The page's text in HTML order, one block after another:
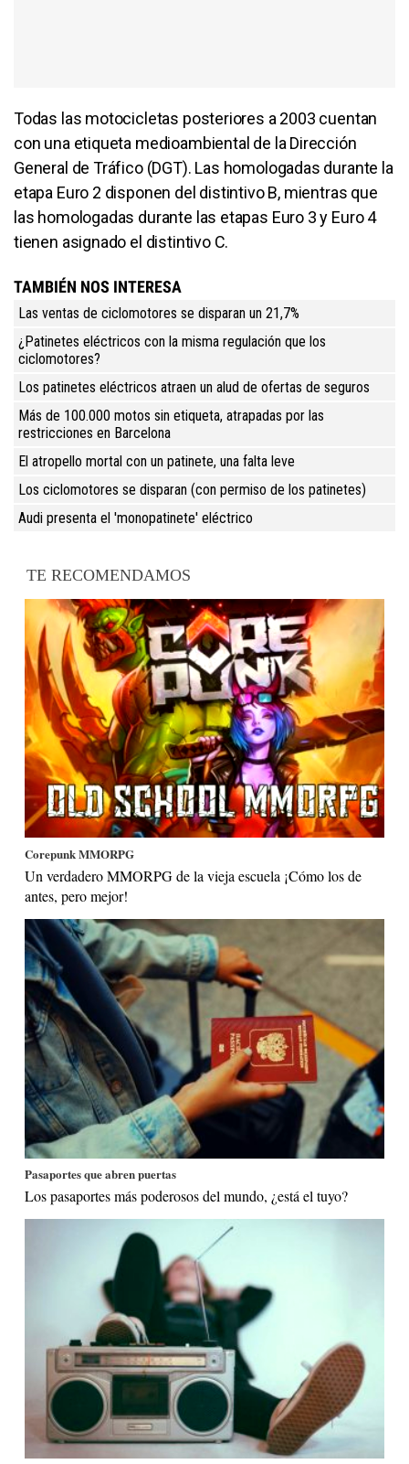
Todas las motocicletas posteriores a 2003 cuentan
con una etiqueta medioambiental de la Dirección
General de Tráfico (DGT). Las homologadas durante la
etapa Euro 2 disponen del distintivo B, mientras que
las homologadas durante las etapas Euro 3 y Euro 4
tienen asignado el distintivo C.
TAMBIÉN NOS INTERESA
Las ventas de ciclomotores se disparan un 21,7%
¿Patinetes eléctricos con la misma regulación que los
ciclomotores?
Los patinetes eléctricos atraen un alud de ofertas de seguros
Más de 100.000 motos sin etiqueta, atrapadas por las
restricciones en Barcelona
El atropello mortal con un patinete, una falta leve
Los ciclomotores se disparan (con permiso de los patinetes)
Audi presenta el 'monopatinete' eléctrico
TE RECOMENDAMOS
Corepunk MMORPG
Un verdadero MMORPG de la vieja escuela ¡Cómo los de
antes, pero mejor!
Pasaportes que abren puertas
Los pasaportes más poderosos del mundo, ¿está el tuyo?